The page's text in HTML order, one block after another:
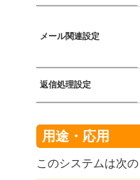
メール関連設定
返信処理設定
用途・応用
このシステムは次